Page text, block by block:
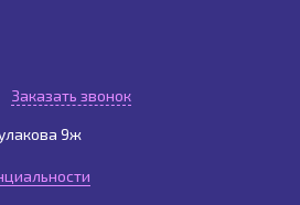
Заказать звонок
9ж